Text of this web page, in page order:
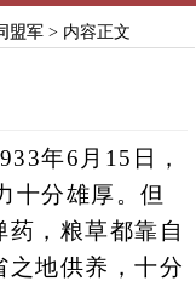
盟军> 内容正文
年6月15日，
十分雄厚。但
，粮草都靠自
之地供养，十分